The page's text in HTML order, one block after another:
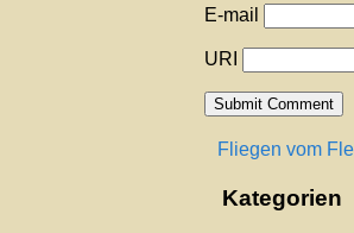
E-mail
URI
Fliegen vom
Kategorien